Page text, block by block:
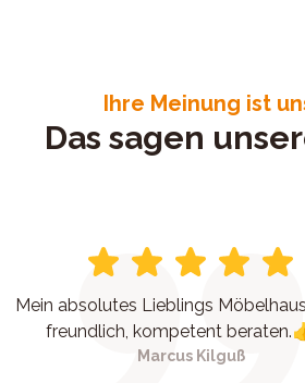
Ihre Meinung ist
Das sagen
Mein absolutes Lieblings
freundlich, kompetent
Marcus Kilguß